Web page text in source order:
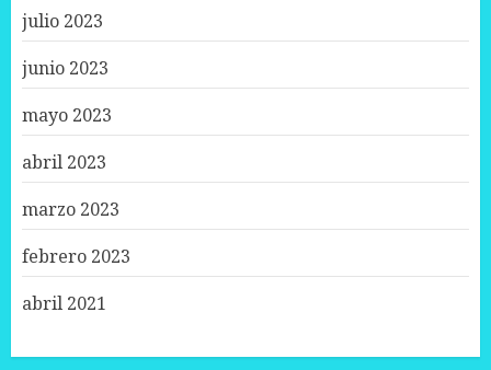
julio 2023
junio 2023
mayo 2023
abril 2023
marzo 2023
febrero 2023
abril 2021